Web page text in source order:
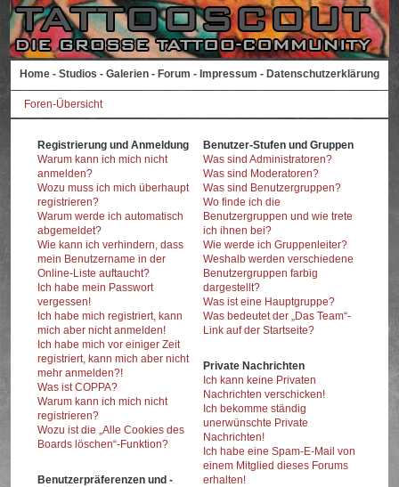
Home - Studios - Galerien - Forum - Impressum - Datenschutzerklärung
Foren-Übersicht
Registrierung und Anmeldung
Warum kann ich mich nicht
anmelden?
Wozu muss ich mich überhaupt
registrieren?
Warum werde ich automatisch
abgemeldet?
Wie kann ich verhindern, dass
mein Benutzername in der
Online-Liste auftaucht?
Ich habe mein Passwort
vergessen!
Ich habe mich registriert, kann
mich aber nicht anmelden!
Ich habe mich vor einiger Zeit
registriert, kann mich aber nicht
mehr anmelden?!
Was ist COPPA?
Warum kann ich mich nicht
registrieren?
Wozu ist die „Alle Cookies des
Boards löschen“-Funktion?
Benutzerpräferenzen und -
Benutzer-Stufen und Gruppen
Was sind Administratoren?
Was sind Moderatoren?
Was sind Benutzergruppen?
Wo finde ich die
Benutzergruppen und wie trete
ich ihnen bei?
Wie werde ich Gruppenleiter?
Weshalb werden verschiedene
Benutzergruppen farbig
dargestellt?
Was ist eine Hauptgruppe?
Was bedeutet der „Das Team“-
Link auf der Startseite?
Private Nachrichten
Ich kann keine Privaten
Nachrichten verschicken!
Ich bekomme ständig
unerwünschte Private
Nachrichten!
Ich habe eine Spam-E-Mail von
einem Mitglied dieses Forums
erhalten!